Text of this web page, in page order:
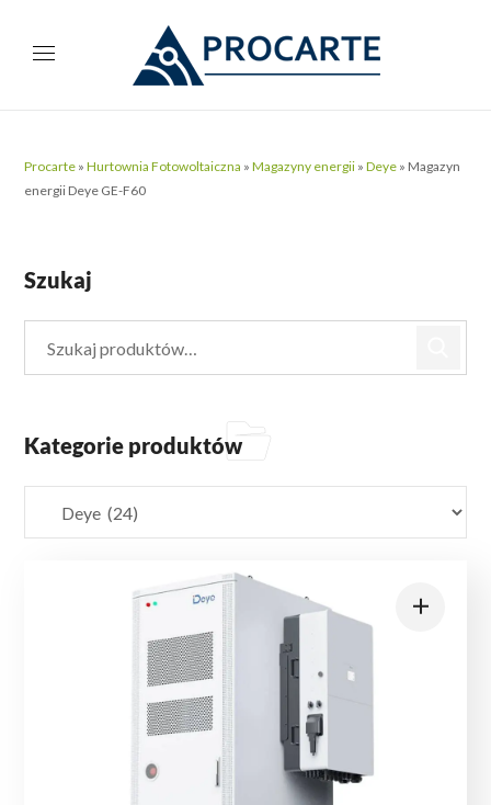
Procarte »Hurtownia Fotowoltaiczna »Magazyny energii »Deye » Magazyn
energii Deye GE-F60
Szukaj
Kategorie produktów